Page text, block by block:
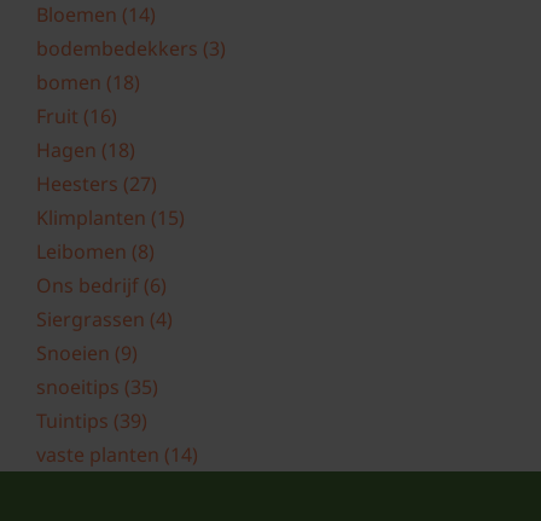
Bloemen (14)
bodembedekkers (3)
bomen (18)
Fruit (16)
Hagen (18)
Heesters (27)
Klimplanten (15)
Leibomen (8)
Ons bedrijf (6)
Siergrassen (4)
Snoeien (9)
snoeitips (35)
Tuintips (39)
vaste planten (14)